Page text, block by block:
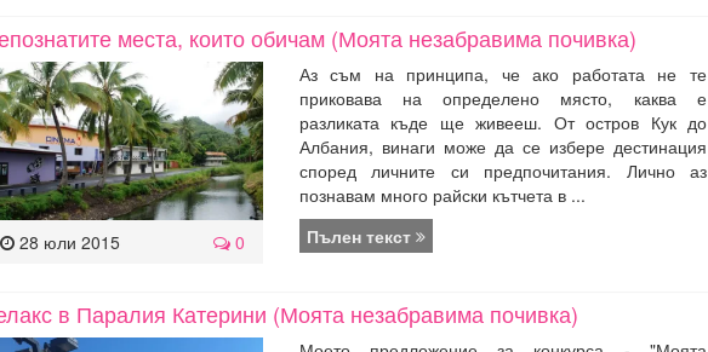
места, които обичам (Моята незабравима почивка)
28 юли 2015 0
Аз съм на принципа, че ако работата не те
приковава на определено място, каква е
разликата къде ще живееш. От остров Кук до
Албания, винаги може да се избере дестинация
според личните си предпочитания. Лично аз
познавам много райски кътчета в ...
Пълен текст
в Паралия Катерини (Моята незабравима почивка)